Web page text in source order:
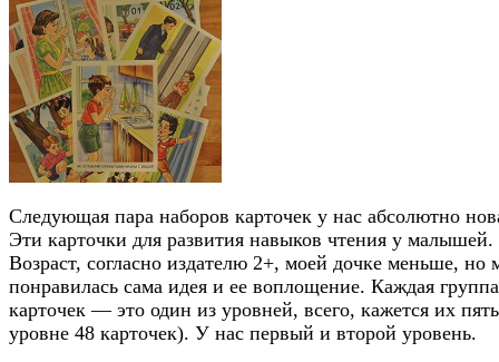
Следующая пара наборов карточек у нас абсолютно
Эти карточки для развития навыков чтения у малышей.
Возраст, согласно издателю 2+, моей дочке меньше, но
понравилась сама идея и ее воплощение. Каждая группа
карточек — это один из уровней, всего, кажется их
уровне 48 карточек). У нас первый и второй уровень.